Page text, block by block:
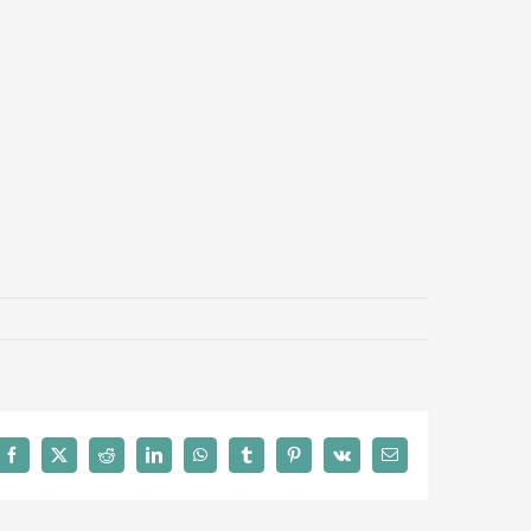
Facebook
X Reddit LinkedInWhatsAppTumblrPinterest
Vk Email